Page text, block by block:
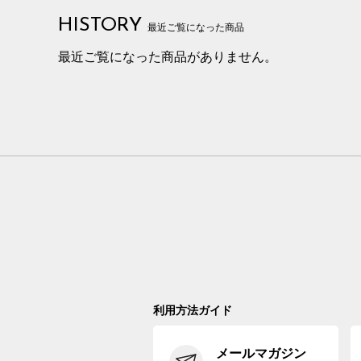
HISTORY 最近ご覧になった商品
最近ご覧になった商品がありません。
利用方法ガイド
メールマガジン